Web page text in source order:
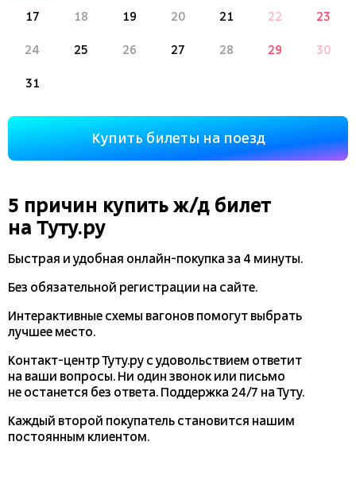
17 18 19 20 21 22 23
24 25 26 27 28 29 30
31
Купить билеты на поезд
5 причин купить ж/д билет
на Туту.ру
Быстрая и удобная онлайн-покупказа 4 минуты.
Без обязательной регистрации на сайте.
Интерактивные схемы вагонов помогут выбрать
лучшее место.
Контакт-центр Туту.ру с удовольствием ответит
на ваши вопросы. Ни один звонок или письмо
не останется без ответа. Поддержка 24/7 на Туту.
Каждый второй покупатель становится нашим
постоянным клиентом.